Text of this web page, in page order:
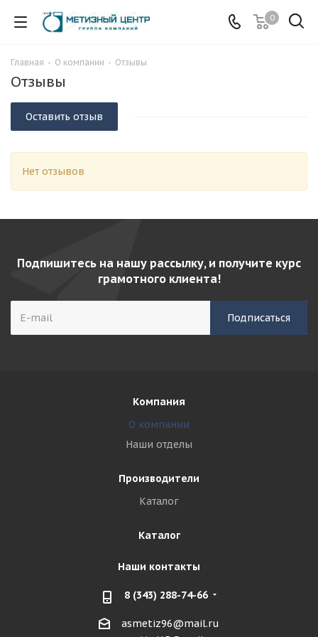
0
Главная - О компании - Отзывы
Отзывы
Оставить отзыв
Нет отзывов
Подпишитесь на нашу рассылку, и получите курс
грамотного клиента!
Компания
О компании
Наши отделы
Производители
Каталог
Каталог
Наши контакты
8 (343) 288-74-66
asmetiz96@mail.ru